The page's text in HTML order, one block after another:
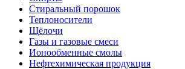
Стиральный порошок
Теплоносители
Щёлочи
Газы и газовые смеси
Ионообменные смолы
Нефтехимическая продукция